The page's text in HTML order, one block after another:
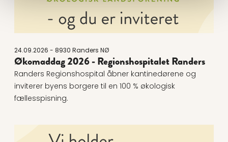
24.09.2026 - 8930 Randers NØ
Økomaddag 2026 - Regionshospitalet Randers
Randers Regionshospital åbner kantinedørene og
inviterer byens borgere til en 100 % økologisk
fællesspisning.